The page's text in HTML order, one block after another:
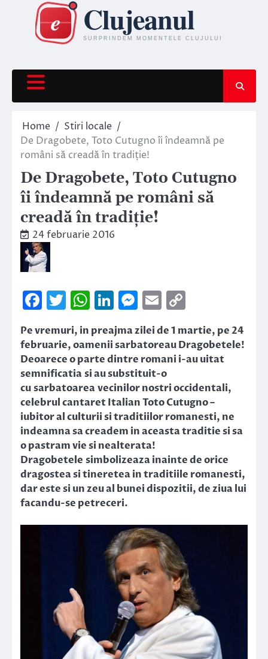
content
Home
Stiri locale
De Dragobete, Toto Cutugno îi îndeamnă pe
români să creadă în tradiție!
De Dragobete, Toto Cutugno
îi îndeamnă pe români să
creadă în tradiție!
24 februarie 2016
Facebook
Twitter
WhatsApp
LinkedIn
Messenger
Email
Link
Pe vremuri, in preajma zilei de 1 martie, pe 24
februarie, oamenii sarbatoreau Dragobetele!
Deoarece o parte dintre romani i-au uitat
semnificatia si au substituit-o
cu sarbatoarea vecinilor nostri occidentali,
celebrul cantaret Italian Toto Cutugno –
iubitor al culturii si traditiilor romanesti, ne
indeamna sa creadem in aceasta traditie si sa
o pastram vie si nealterata!
Dragobetele simbolizeaza inainte de orice
dragostea si tineretea in traditiile romanesti,
dar este si un zeu al bunei dispozitii, de ziua lui
facandu-se petreceri.